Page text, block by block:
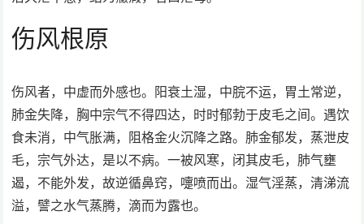
伤风根原
伤风者，中虚而外感也。阳衰土湿，中脘不运，胃土常逆，
肺金失降，胸中宗气不得四达，时时郁勃于皮毛之间。遇饮
食未消，中气胀满，阻格金火沉降之路。肺金郁发，蒸泄皮
毛，宗气外达，是以不病。一被风寒，闭其皮毛，肺气壅
遏，不能外发，故逆循鼻窍，嚏喷而出。湿气淫蒸，清涕流
溢，譬之水气蒸腾，滴而为露也。